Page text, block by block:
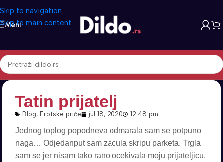
Skip to navigation
Skip to main content
Meni
Tatin prijatelj
Blog, Erotske priče jul 18, 2020 12:48 pm
Jednog toplog popodneva odmarala sam se potpuno
naga… Odjedanput sam zacula skripu parketa. Trgla
sam se jer nisam tako rano ocekivala moju prijateljicu.